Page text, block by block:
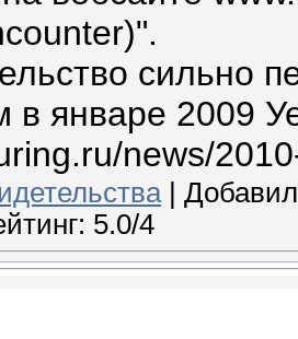
сильно
в январе 2009
news/
|
5.0/4